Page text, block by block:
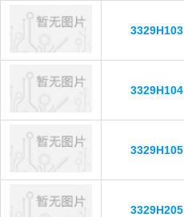
3329H103
3329H104
3329H105
3329H205